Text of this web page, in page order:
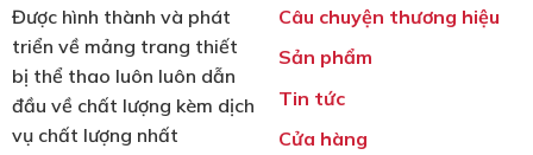
Được hình thành và phát
triển về mảng trang thiết
bị thể thao luôn luôn dẫn
đầu về chất lượng kèm dịch
vụ chất lượng nhất
Câu chuyện thương hiệu
Sản phẩm
Tin tức
Cửa hàng